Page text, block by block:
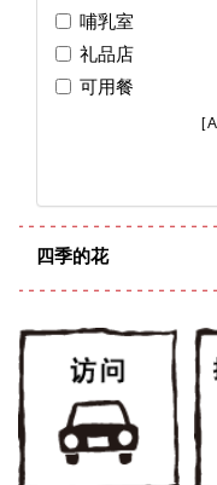
哺乳室
礼品店
可用餐
[
四季的花